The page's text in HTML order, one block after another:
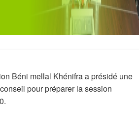
Béni mellal Khénifra a présidé une
pour préparer la session